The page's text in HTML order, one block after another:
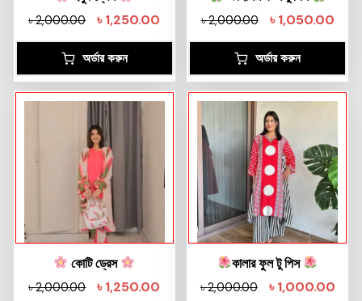
৳2,000.00 ৳1,250.00
অর্ডার করুন
৳2,000.00 ৳1,050.00
অর্ডার করুন
কোটি ড্রেস
৳2,000.00 ৳1,250.00
কালার ফুল টু পিস
৳2,000.00 ৳1,000.00